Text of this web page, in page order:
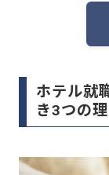
ホテル就
き3つの